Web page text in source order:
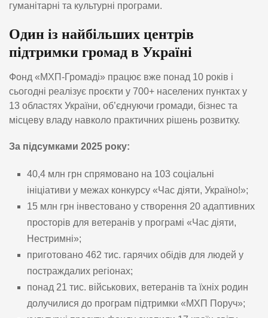
гуманітарні та культурні програми.
Один із найбільших центрів
підтримки громад в Україні
Фонд «МХП-Громаді» працює вже понад 10 років і
сьогодні реалізує проєкти у 700+ населених пунктах у
13 областях України, об’єднуючи громади, бізнес та
місцеву владу навколо практичних рішень розвитку.
За підсумками 2025 року:
40,4 млн грн спрямовано на 103 соціальні
ініціативи у межах конкурсу «Час діяти, Україно!»;
15 млн грн інвестовано у створення 20 адаптивних
просторів для ветеранів у програмі «Час діяти,
Нестримні»;
приготовано 462 тис. гарячих обідів для людей у
постраждалих регіонах;
понад 21 тис. військових, ветеранів та їхніх родин
долучилися до програм підтримки «МХП Поруч»;